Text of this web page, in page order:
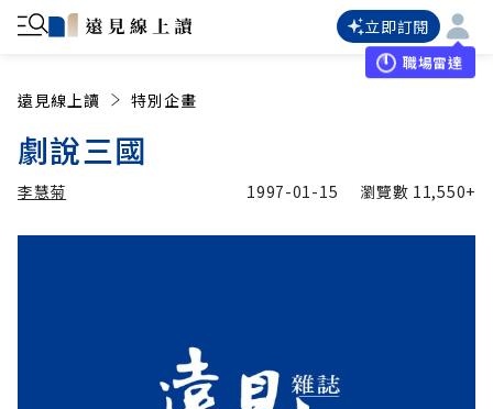
立即訂閱
職場雷達
遠見線上讀 特別企畫
劇說三國
李慧菊 1997-01-15 瀏覽數 11,550+